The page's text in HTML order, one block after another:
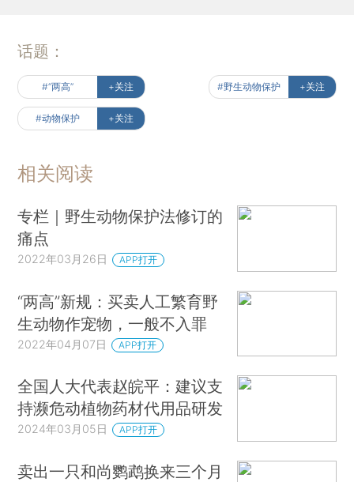
话题：
#“两高” +关注 #野生动物保护 +关注
#动物保护 +关注
相关阅读
专栏｜野生动物保护法修订的
痛点
2022年03月26日 APP打开
“两高”新规：买卖人工繁育野
生动物作宠物，一般不入罪
2022年04月07日 APP打开
全国人大代表赵皖平：建议支
持濒危动植物药材代用品研发
2024年03月05日 APP打开
卖出一只和尚鹦鹉换来三个月